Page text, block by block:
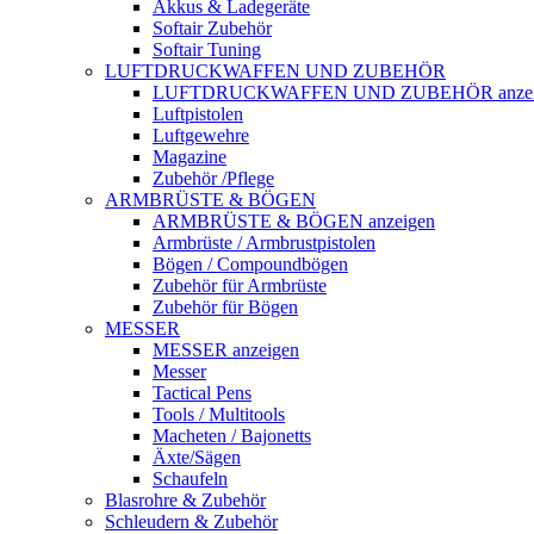
Akkus & Ladegeräte
Softair Zubehör
Softair Tuning
LUFTDRUCKWAFFEN UND ZUBEHÖR
LUFTDRUCKWAFFEN UND ZUBEHÖR
Luftpistolen
Luftgewehre
Magazine
Zubehör /Pflege
ARMBRÜSTE & BÖGEN
ARMBRÜSTE & BÖGEN anzeigen
Armbrüste / Armbrustpistolen
Bögen / Compoundbögen
Zubehör für Armbrüste
Zubehör für Bögen
MESSER
MESSER anzeigen
Messer
Tactical Pens
Tools / Multitools
Macheten / Bajonetts
Äxte/Sägen
Schaufeln
Blasrohre & Zubehör
Schleudern & Zubehör